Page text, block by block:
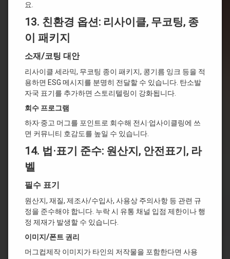
요.
13. 친환경 옵션: 리사이클, 무코팅, 종
이 패키지
소재/코팅 대안
리사이클 세라믹, 무코팅 종이 패키지, 콩기름 잉크 등을 적
용하면 ESG 메시지를 분명히 전달할 수 있습니다. 탄소발
자국 표기를 추가하면 스토리텔링이 강화됩니다.
회수 프로그램
하자·중고 머그를 포인트로 회수해 전시·업사이클링에 쓰
면 커뮤니티 호감도를 높일 수 있습니다.
14. 법·표기 준수: 원산지, 안전표기, 라
벨
필수 표기
원산지, 재질, 제조사/수입사, 사용상 주의사항 등 관련 규
정을 준수해야 합니다. 누락 시 유통 채널 입점 제한이나 행
정 제재가 발생할 수 있습니다.
이미지/폰트 권리
머그컵제작 이미지가 타인의 저작물을 포함한다면 사용